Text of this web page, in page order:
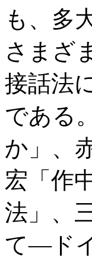
も、多
さまざ
接話法
である
か」、
宏「作
法」、
て―ド